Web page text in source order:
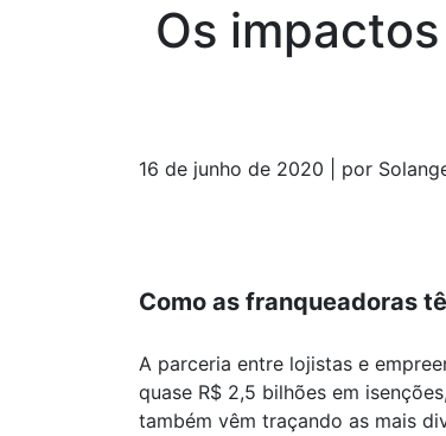
Os
16 de junho de 2020 | por
Como as franqueadoras
A parceria entre lojistas e
quase R$ 2,5 bilhões em
também vêm traçando as mais